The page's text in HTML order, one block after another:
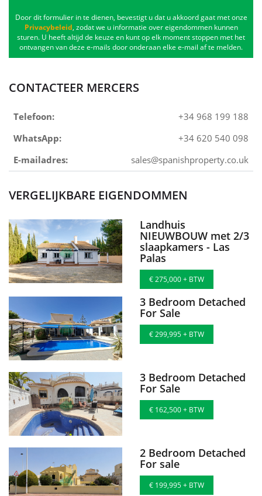
Door dit formulier in te dienen, bevestigt u dat u akkoord gaat met onze
Privacybeleid, zodat we u informatie over eigendommen kunnen
sturen. U heeft altijd de keuze en kunt op elk moment stoppen met het
ontvangen van deze e-mails door onderaan elke e-mail af te melden.
CONTACTEER MERCERS
Telefoon:
+34 968 199 188
WhatsApp:
+34 620 540 098
E-mailadres:
sales@spanishproperty.co.uk
VERGELIJKBARE EIGENDOMMEN
Landhuis
NIEUWBOUW met 2/3
slaapkamers - Las
Palas
€ 275,000 + BTW
3 Bedroom Detached
For Sale
€ 299,995 + BTW
3 Bedroom Detached
For Sale
€ 162,500 + BTW
2 Bedroom Detached
For sale
€ 199,995 + BTW